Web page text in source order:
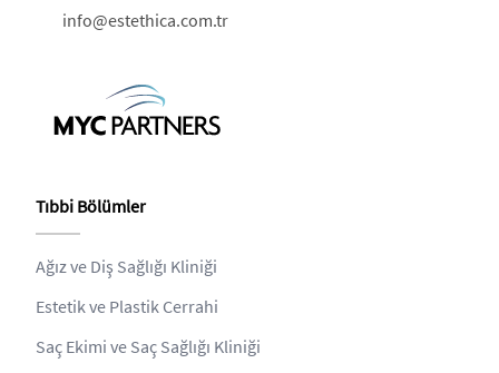
info@estethica.com.tr
Tıbbi Bölümler
Ağız ve Diş Sağlığı Kliniği
Estetik ve Plastik Cerrahi
Saç Ekimi ve Saç Sağlığı Kliniği